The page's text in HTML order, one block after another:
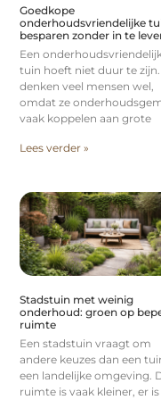
Goedkope
onderhoudsvriendelijke
besparen zonder in te
Een
tuin hoeft niet duur te
denken veel mensen wel,
omdat ze
vaak koppelen aan grote
Lees verder »
Stadstuin met weinig
onderhoud: groen op
ruimte
Een stadstuin vraagt om
andere keuzes dan een
een landelijke omgeving.
ruimte is vaak kleiner, er is